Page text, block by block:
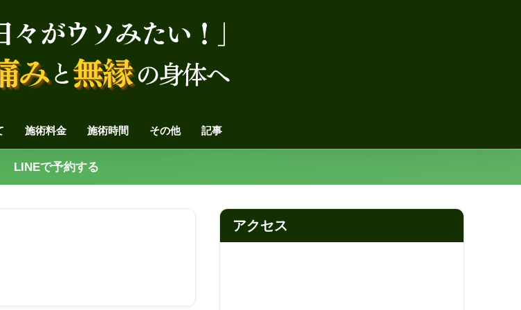
施術料金 施術時間 その他 記事
LINEで予約する
アクセス